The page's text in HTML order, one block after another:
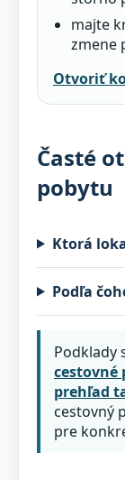
majte
zmene
Otvoriť
Časté
pobytu
Ktorá
Podľa
Podklady
cestovné
prehľad
cestovný
pre